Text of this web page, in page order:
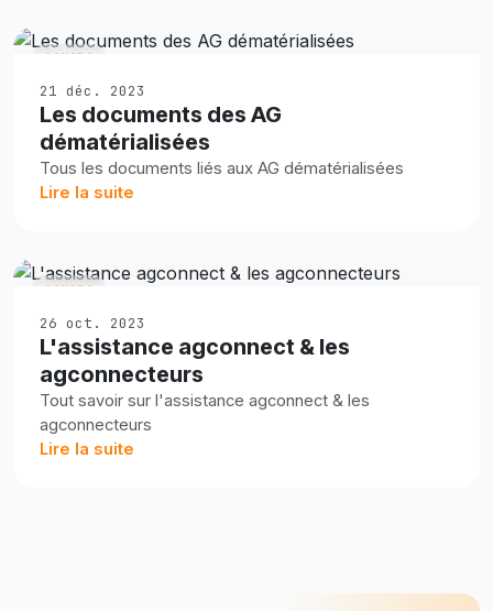
CANADA
21 déc. 2023
Les documents des AG
dématérialisées
Tous les documents liés aux AG dématérialisées
Lire la suite
CANADA
26 oct. 2023
L'assistance agconnect & les
agconnecteurs
Tout savoir sur l'assistance agconnect & les
agconnecteurs
Lire la suite